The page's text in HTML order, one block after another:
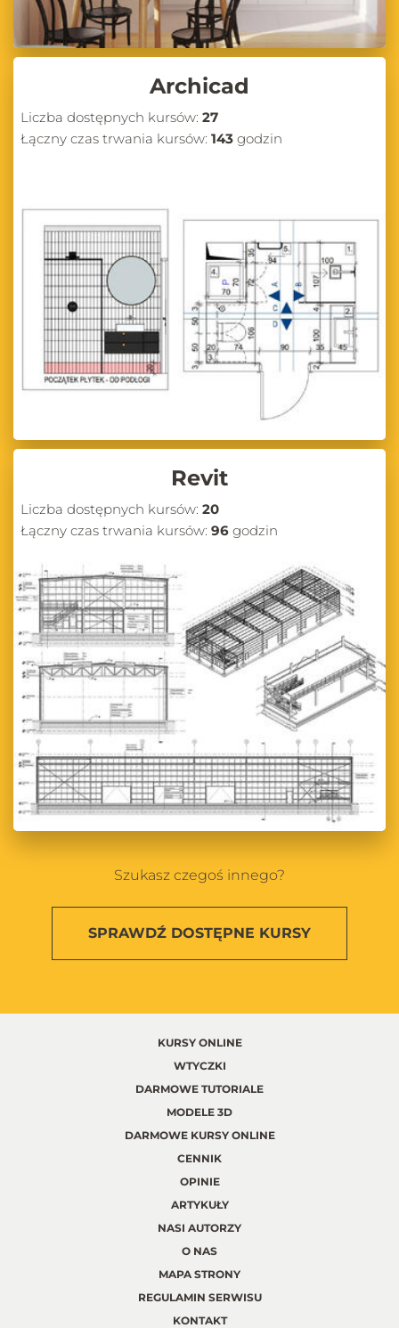
Archicad
Liczba dostępnych kursów: 27
Łączny czas trwania kursów: 143 godzin
Revit
Liczba dostępnych kursów: 20
Łączny czas trwania kursów: 96 godzin
Szukasz czegoś innego?
SPRAWDŹ DOSTĘPNE KURSY
KURSY ONLINE
WTYCZKI
DARMOWE TUTORIALE
MODELE 3D
DARMOWE KURSY ONLINE
CENNIK
OPINIE
ARTYKUŁY
NASI AUTORZY
O NAS
MAPA STRONY
REGULAMIN SERWISU
KONTAKT